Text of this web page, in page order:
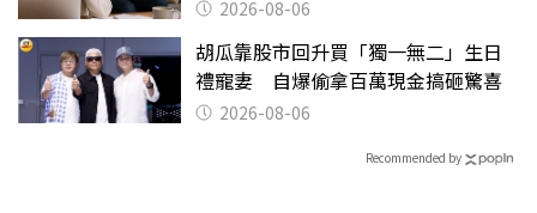
2026-08-06
胡瓜靠股市回升買「獨一無二」生日
禮寵妻 自爆偷拿百萬現金搞砸驚喜
2026-08-06
Recommended by